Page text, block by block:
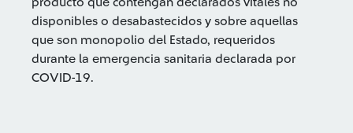
disponibles o desabastecidos y sobre aquellas
que son monopolio del Estado, requeridos
durante la emergencia sanitaria declarada por
COVID-19.